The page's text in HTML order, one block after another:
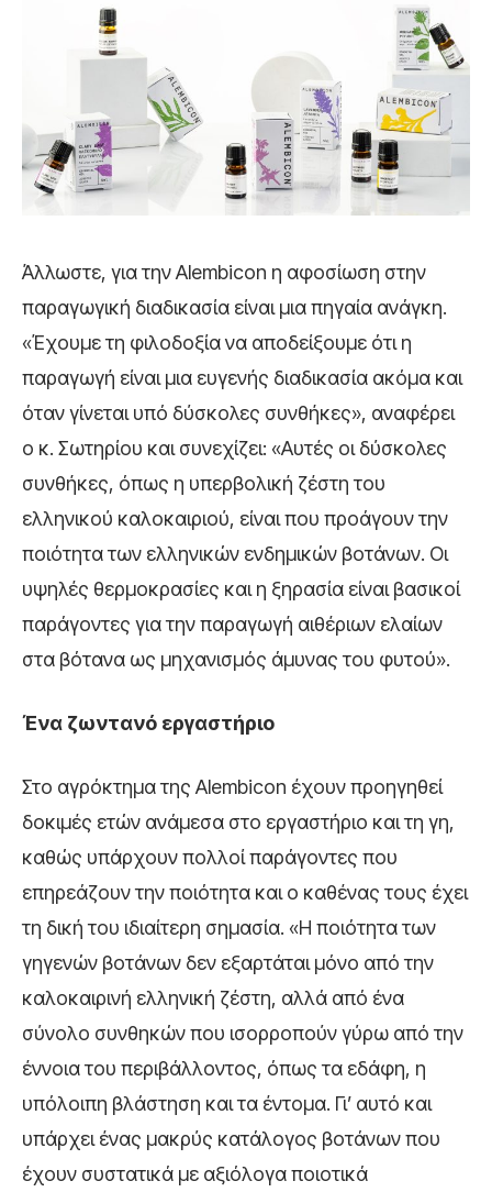
Άλλωστε, για την Alembicon η αφοσίωση στην
παραγωγική διαδικασία είναι μια πηγαία ανάγκη.
«Έχουμε τη φιλοδοξία να αποδείξουμε ότι η
παραγωγή είναι μια ευγενής διαδικασία ακόμα και
όταν γίνεται υπό δύσκολες συνθήκες», αναφέρει
ο κ. Σωτηρίου και συνεχίζει: «Αυτές οι δύσκολες
συνθήκες, όπως η υπερβολική ζέστη του
ελληνικού καλοκαιριού, είναι που προάγουν την
ποιότητα των ελληνικών ενδημικών βοτάνων. Οι
υψηλές θερμοκρασίες και η ξηρασία είναι βασικοί
παράγοντες για την παραγωγή αιθέριων ελαίων
στα βότανα ως μηχανισμός άμυνας του φυτού».
Ένα ζωντανό εργαστήριο
Στο αγρόκτημα της Alembicon έχουν προηγηθεί
δοκιμές ετών ανάμεσα στο εργαστήριο και τη γη,
καθώς υπάρχουν πολλοί παράγοντες που
επηρεάζουν την ποιότητα και ο καθένας τους έχει
τη δική του ιδιαίτερη σημασία. «Η ποιότητα των
γηγενών βοτάνων δεν εξαρτάται μόνο από την
καλοκαιρινή ελληνική ζέστη, αλλά από ένα
σύνολο συνθηκών που ισορροπούν γύρω από την
έννοια του περιβάλλοντος, όπως τα εδάφη, η
υπόλοιπη βλάστηση και τα έντομα. Γι’ αυτό και
υπάρχει ένας μακρύς κατάλογος βοτάνων που
έχουν συστατικά με αξιόλογα ποιοτικά